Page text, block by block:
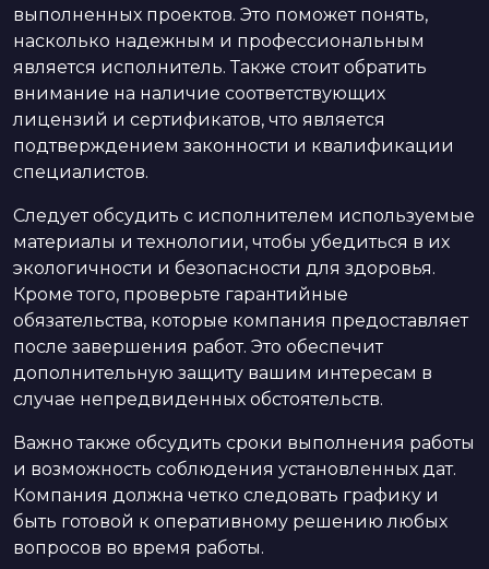
выполненных проектов. Это поможет понять,
насколько надежным и профессиональным
является исполнитель. Также стоит обратить
внимание на наличие соответствующих
лицензий и сертификатов, что является
подтверждением законности и квалификации
специалистов.
Следует обсудить с исполнителем используемые
материалы и технологии, чтобы убедиться в их
экологичности и безопасности для здоровья.
Кроме того, проверьте гарантийные
обязательства, которые компания предоставляет
после завершения работ. Это обеспечит
дополнительную защиту вашим интересам в
случае непредвиденных обстоятельств.
Важно также обсудить сроки выполнения работы
и возможность соблюдения установленных дат.
Компания должна четко следовать графику и
быть готовой к оперативному решению любых
вопросов во время работы.